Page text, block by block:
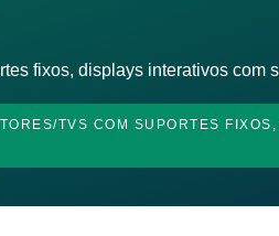
fixos, displays interativos com
TVS COM SUPORTES